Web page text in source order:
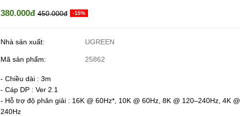
380.000đ 450.000đ -15%
Nhà sản xuất: UGREEN
Mã sản phẩm: 25862
- Chiều dài : 3m
- Cáp DP : Ver 2.1
- Hỗ trợ độ phân giải : 16K @ 60Hz*, 10K @ 60Hz, 8K @ 120–240Hz, 4K @
240Hz